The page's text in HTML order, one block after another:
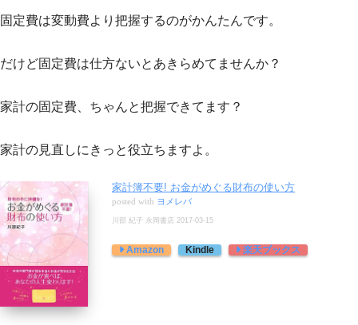
固定費は変動費より把握するのがかんたんです。
だけど固定費は仕方ないとあきらめてませんか？
家計の固定費、ちゃんと把握できてます？
家計の見直しにきっと役立ちますよ。
家計簿不要! お金がめぐる財布の使い方
posted with ヨメレバ
川部 紀子 永岡書店 2017-03-15
Amazon Kindle 楽天ブックス